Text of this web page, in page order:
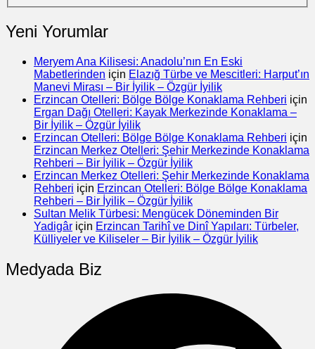
Yeni Yorumlar
Meryem Ana Kilisesi: Anadolu’nın En Eski
Mabetlerinden için Elazığ Türbe ve Mescitleri: Harput’ın
Manevi Mirası – Bir İyilik – Özgür İyilik
Erzincan Otelleri: Bölge Bölge Konaklama Rehberi için
Ergan Dağı Otelleri: Kayak Merkezinde Konaklama –
Bir İyilik – Özgür İyilik
Erzincan Otelleri: Bölge Bölge Konaklama Rehberi için
Erzincan Merkez Otelleri: Şehir Merkezinde Konaklama
Rehberi – Bir İyilik – Özgür İyilik
Erzincan Merkez Otelleri: Şehir Merkezinde Konaklama
Rehberi için Erzincan Otelleri: Bölge Bölge Konaklama
Rehberi – Bir İyilik – Özgür İyilik
Sultan Melik Türbesi: Mengücek Döneminden Bir
Yadigâr için Erzincan Tarihî ve Dinî Yapıları: Türbeler,
Külliyeler ve Kiliseler – Bir İyilik – Özgür İyilik
Medyada Biz